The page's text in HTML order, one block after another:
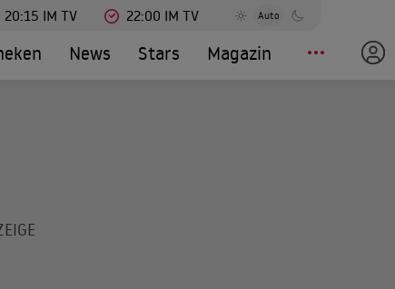
20:15 IM TV 22:00 IM TV Auto
News Stars Magazin